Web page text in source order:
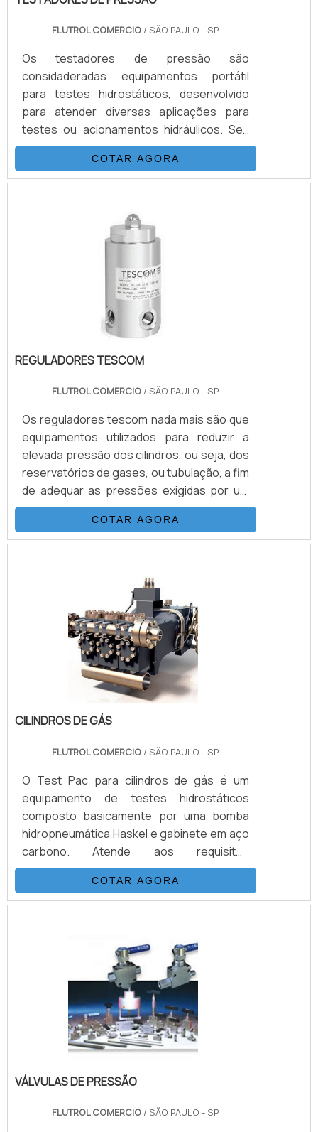
FLUTROL COMERCIO / SÃO PAULO - SP
Os testadores de pressão são
considaderadas equipamentos portátil
para testes hidrostáticos, desenvolvido
para atender diversas aplicações para
testes ou acionamentos hidráulicos. Seu
sistema é composto basicamente por uma
Bomba Hidropneumática Haskel, kit de
preparação de ar, conjunto de filtros,
tanque inox. É importante contar com uma
distribuidora autorizada e exclusiva para
conceituadas empresas internacionais que
COTAR AGORA
REGULADORES TESCOM
FLUTROL COMERCIO / SÃO PAULO - SP
Os reguladores tescom nada mais são que
equipamentos utilizados para reduzir a
elevada pressão dos cilindros, ou seja, dos
reservatórios de gases, ou tubulação, a fim
de adequar as pressões exigidas por um
determinado equipamento ou projeto.São
utensílios desenhados para que haja
compatibilidade somente com os gases
existência é trivial para o funcionamento
seguro e adequado do sistema ao qual o
regulador de pressão é
designado.VANTAGENS FUNDAMENTAIS EM
COTAR AGORA
CILINDROS DE GÁS
FLUTROL COMERCIO / SÃO PAULO - SP
O Test Pac para cilindros de gás é um
equipamento de testes hidrostáticos
composto basicamente por uma bomba
hidropneumática Haskel e gabinete em aço
carbono. Atende aos requisitos
estabelecidos pela portaria INMETRO/IPEM
para testes de expansão volumétrica.
Outros produtos disponíveis são
como camisa d´água, paine de buretas
(Certificado RBC) e etc.Acionados por ar
comprimido de compressor, alguns
modelos conseguem gerar altas pressões
hidráulicas reguláv.
COTAR AGORA
VÁLVULAS DE PRESSÃO
FLUTROL COMERCIO / SÃO PAULO - SP